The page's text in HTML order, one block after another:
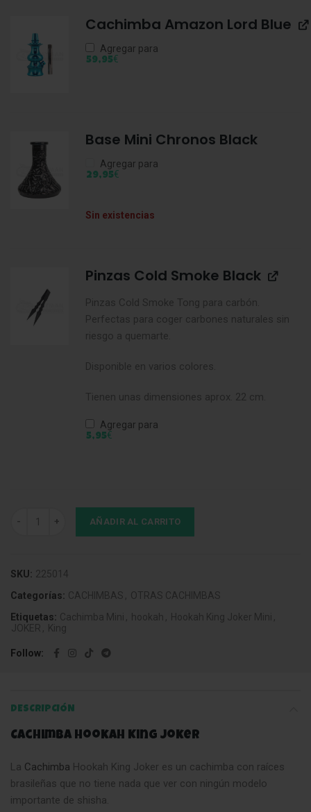
Cachimba Amazon Lord Blue
Agregar para
59,95€
Base Mini Chronos Black
Agregar para
29,95€
Sin existencias
Pinzas Cold Smoke Black
Pinzas Cold Smoke Tong para carbón.
Perfectas para coger carbones naturales sin
riesgo a quemarte.
Disponible en varios colores.
Tienen unas dimensiones aprox. 22 cm.
Agregar para
5,95€
Cachimba Hookah King Joker cantidad
AÑADIR AL CARRITO
SKU: 225014
Categorías: CACHIMBAS , OTRAS CACHIMBAS
Etiquetas: Cachimba Mini , hookah , Hookah King Joker Mini ,
JOKER , King
Follow
DESCRIPCIÓN
Cachimba Hookah King Joker
La Cachimba Hookah King Joker es un cachimba con raíces
brasileñas que no tiene nada que ver con ningún modelo
importante de shisha.